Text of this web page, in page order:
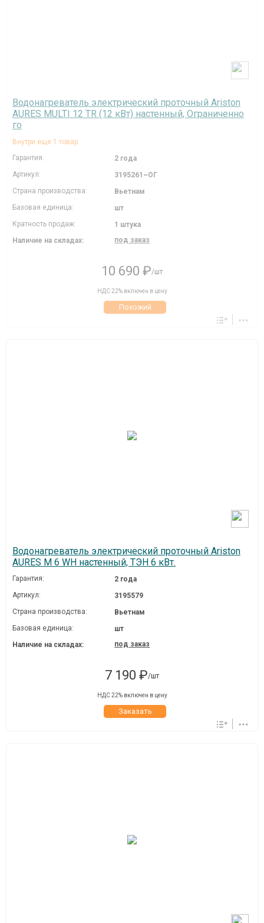
Водонагреватель электрический проточный Ariston
AURES MULTI 12 TR (12 кВт) настенный, Ограниченно
го
Внутри еще 1 товар
Гарантия:
2 года
Артикул:
3195261~ОГ
Страна производства:
Вьетнам
Базовая единица:
шт
Кратность продаж:
1 штука
Наличие на складах:
под заказ
10 690 ₽/шт
НДС 22% включен в цену
Похожий
Водонагреватель электрический проточный Ariston
AURES M 6 WH настенный, ТЭН 6 кВт.
Гарантия:
2 года
Артикул:
3195579
Страна производства:
Вьетнам
Базовая единица:
шт
Наличие на складах:
под заказ
7 190 ₽/шт
НДС 22% включен в цену
Заказать